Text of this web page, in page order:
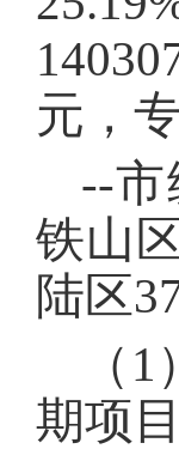
元，
--市
铁山
陆区
（
期项